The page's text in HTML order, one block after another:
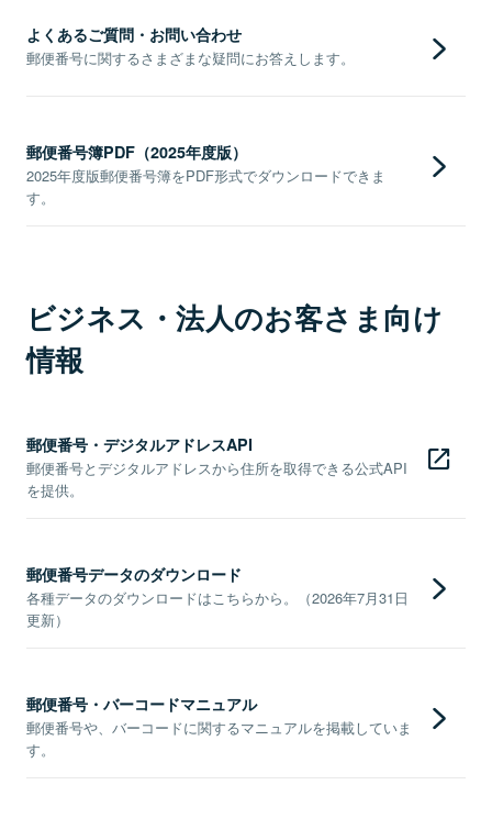
よくあるご質問・お問い合わせ
郵便番号に関するさまざまな疑問にお答えします。
郵便番号簿PDF（2025年度版）
2025年度版郵便番号簿をPDF形式でダウンロードできま
す。
ビジネス・法人のお客さま向け
情報
郵便番号・デジタルアドレスAPI
郵便番号とデジタルアドレスから住所を取得できる公式API
を提供。
郵便番号データのダウンロード
各種データのダウンロードはこちらから。（2026年7月31日
更新）
郵便番号・バーコードマニュアル
郵便番号や、バーコードに関するマニュアルを掲載していま
す。